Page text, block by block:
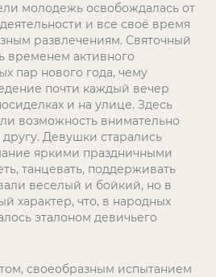
молодежь освобождалась от
и все своё время
развлечениям. Святочный
временем активного
пар нового года, чему
почти каждый вечер
и на улице. Здесь
возможность внимательно
Девушки старались
яркими праздничными
танцевать, поддерживать
веселый и бойкий, но в
характер, что, в народных
эталоном девичьего
своеобразным испытанием